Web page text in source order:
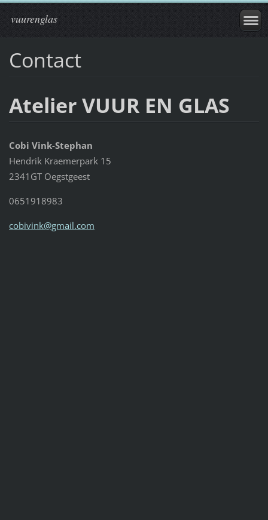
vuurenglas
Contact
Atelier VUUR EN GLAS
Cobi Vink-Stephan
Hendrik Kraemerpark 15
2341GT Oegstgeest
0651918983
cobivink@gmail.com